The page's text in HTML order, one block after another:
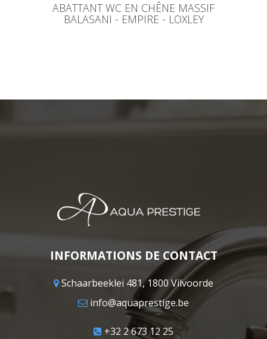
ABATTANT WC EN CHÊNE MASSIF
BALASANI - EMPIRE - LOXLEY
INFORMATIONS DE CONTACT
Schaarbeeklei 481, 1800 Vilvoorde
info@aquaprestige.be
+32 2 673 12 25